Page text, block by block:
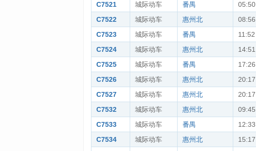
C7521
城际动车 番禺 05:50
C7522
城际动车 惠州北 08:56
C7523
城际动车 番禺 11:52
C7524
城际动车 惠州北 14:51
C7525
城际动车 番禺 17:26
C7526
城际动车 惠州北 20:17
C7527
城际动车 惠州北 20:17
C7532
城际动车 惠州北 09:45
C7533
城际动车 番禺 12:33
C7534
城际动车 惠州北 15:17